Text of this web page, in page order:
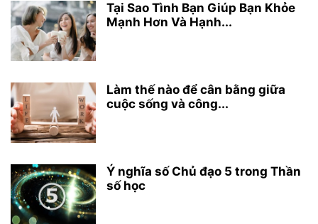
Tại Sao Tình Bạn Giúp Bạn Khỏe
Mạnh Hơn Và Hạnh...
Làm thế nào để cân bằng giữa
cuộc sống và công...
Ý nghĩa số Chủ đạo 5 trong Thần
số học